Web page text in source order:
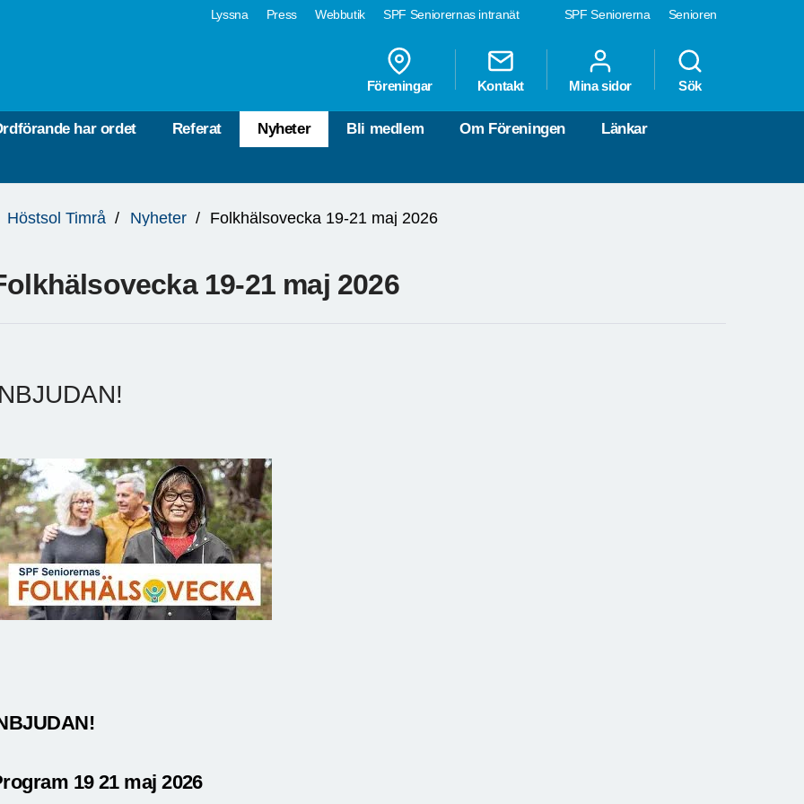
SPF Seniorerna Senioren
Lyssna Press Webbutik SPF Seniorernas intranät
Föreningar Kontakt Mina sidor Sök
har ordet Referat Nyheter Bli medlem Om Föreningen Länkar
Höstsol Timrå Nyheter Folkhälsovecka 19-21 maj 2026
19-21 maj 2026
19 21 maj 2026